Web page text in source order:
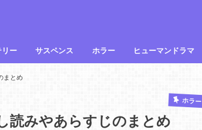
リー サスペンス ホラー ヒューマンドラマ
まとめ
ホラー
読みやあらすじのまとめ